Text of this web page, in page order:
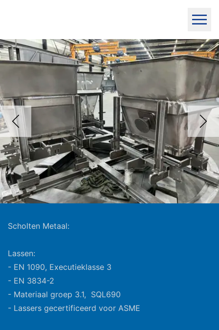
Scholten Metaal:
Lassen:
- EN 1090, Executieklasse 3
- EN 3834-2
- Materiaal groep 3.1, SQL690
- Lassers gecertificeerd voor ASME